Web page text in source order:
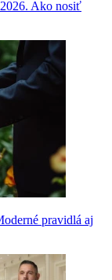
Ako nosiť
pravidlá aj